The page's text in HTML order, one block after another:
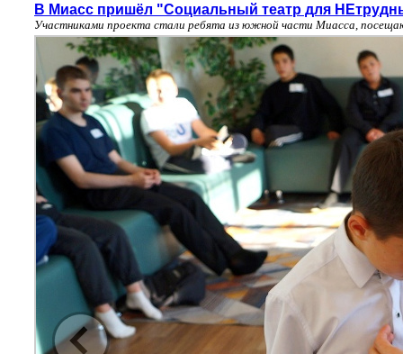
В Миасс пришёл "Социальный театр для
Участниками проекта стали ребята из южной части Миасса,